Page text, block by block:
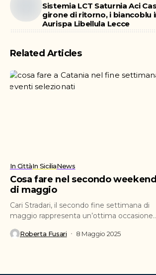
Sistemia LCT Saturnia Aci
girone di ritorno, i biancoblu
Aurispa Libellula Lecce
Related Articles
In CittàIn SiciliaNews
Cosa fare nel secondo weekend
di maggio
Cari Stradari, il secondo fine settimana di
maggio rappresenta un’ottima occasione
Roberta Fusari 8 Maggio 2025